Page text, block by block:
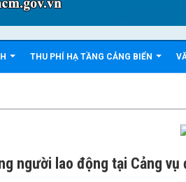
THU PHÍ HẠ TẦNG CẢNG BIỂN
người lao động tại Cảng